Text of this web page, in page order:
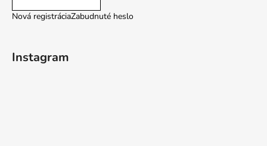
Nová registráciaZabudnuté heslo
Instagram